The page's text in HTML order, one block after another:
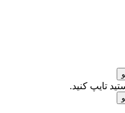
تایپ کنید.